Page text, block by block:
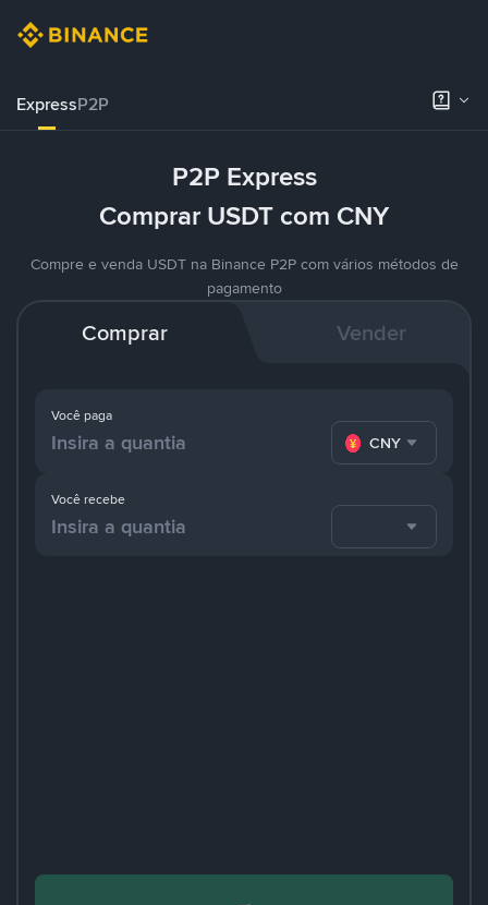
ExpressP2P
P2P Express
Comprar USDT com CNY
Compre e venda USDT na Binance P2P com vários métodos de
pagamento
Comprar Vender
Você paga
CNY
Você recebe